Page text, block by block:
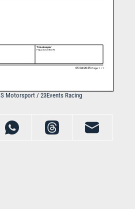
Motorsport / 23Events Racing